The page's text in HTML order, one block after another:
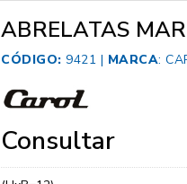
ABRELATAS
CÓDIGO: 9421 | MARCA:
Consultar